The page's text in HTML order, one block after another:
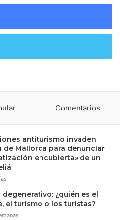
Comentarios
antiturismo invaden
de Mallorca para denunciar
encubierta» de un
degenerativo: ¿quién es el
el turismo o los turistas?